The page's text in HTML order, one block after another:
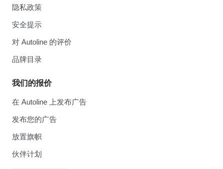
隐私政策
安全提示
对 Autoline 的评价
品牌目录
我们的报价
在 Autoline 上发布广告
发布您的广告
放置旗帜
伙伴计划